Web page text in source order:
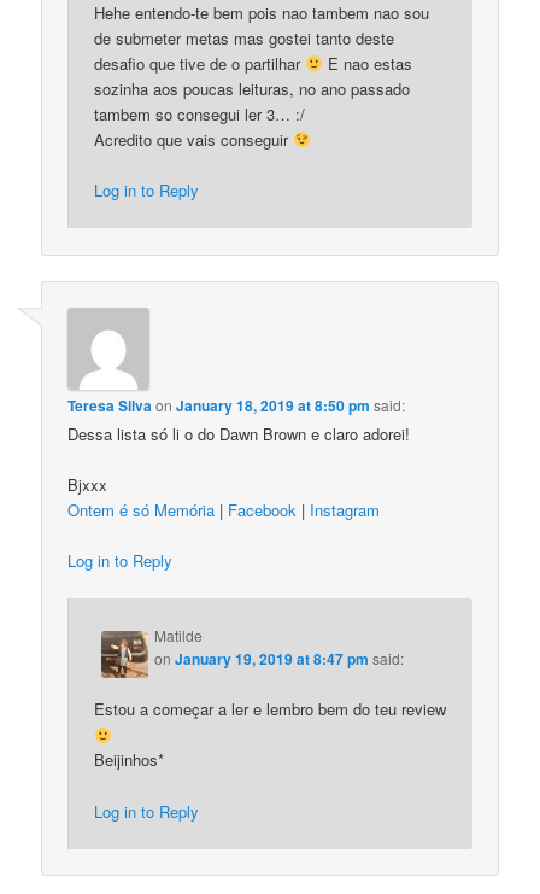
Hehe entendo-te bem pois nao tambem nao sou
de submeter metas mas gostei tanto deste
desafio que tive de o partilhar
E nao estas
sozinha aos poucas leituras, no ano passado
tambem so consegui ler 3… :/
Acredito que vais conseguir
Log in to Reply
Teresa SilvaonJanuary 18, 2019 at 8:50 pm said:
Dessa lista só li o do Dawn Brown e claro adorei!
Bjxxx
Ontem é só Memória | Facebook | Instagram
Log in to Reply
Matilde
onJanuary 19, 2019 at 8:47 pm said:
Estou a começar a ler e lembro bem do teu review
Beijinhos*
Log in to Reply